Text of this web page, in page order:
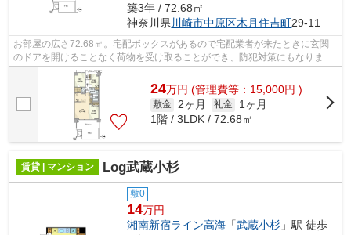
築3年 / 72.68㎡
神奈川県 川崎市中原区木月住吉町29-11
お部屋の広さ72.68㎡。宅配ボックスがあるので宅配業者が来たときに玄関
のドアを開けることなく荷物を受け取ることができ、防犯対策にもなりま
す。根強いニーズを誇る駅近の物件となり...
24万円 (管理費等：15,000円 )
敷金 2ヶ月 礼金
1ヶ月
1階 / 3LDK / 72.68㎡
賃貸 | マンション Log武蔵小杉
敷0
14万円
湘南新宿ライン高海 「武蔵小杉 」駅 徒歩